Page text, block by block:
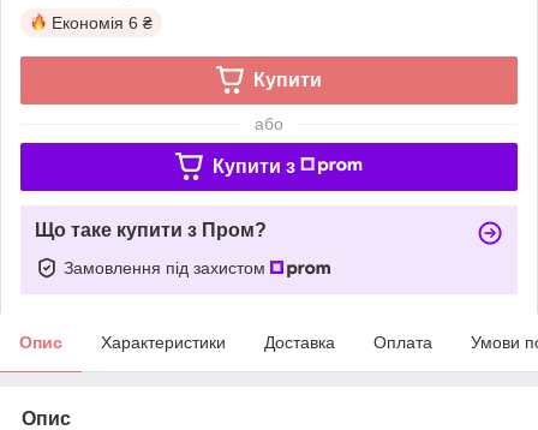
Економія 6 ₴
Купити
або
Купити з
Що таке купити з Пром?
Замовлення під захистом
Опис Характеристики Доставка Оплата Умови
Опис